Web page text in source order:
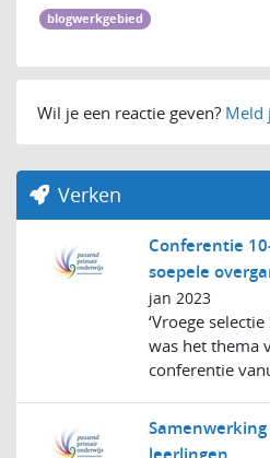
blogwerkgebied
Wil je een reactie geven? Meld
Verken
Conferentie
soepele
jan 2023
‘Vroege
was het thema
conferentie